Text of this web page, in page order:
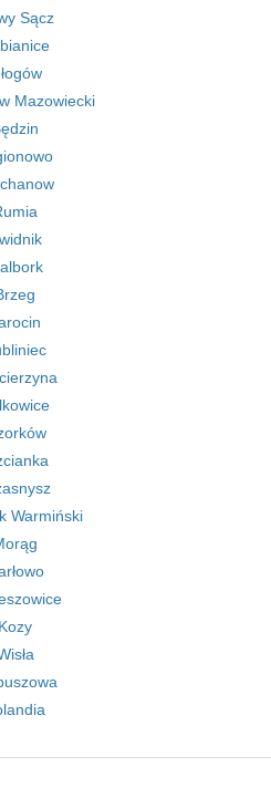
Sącz
Mazowiecki
Warmiński
Kozy